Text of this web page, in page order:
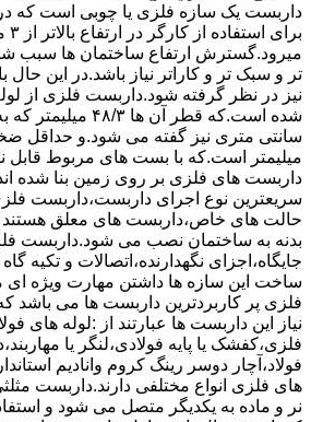
داربست یک سازه فلزی یا چوبی است که
میرود.گسترش ارتفاع ساختمان ها سبب
تر و سبک تر و کاراتر نیاز باشد.در این حال
نیز در نظر گرفته شود.داربست فلزی از
شده است.که قطر آن ها
میلیمتر است.که با بست های مربوط قابل
داربست های فلزی بر روی زمین بنا شده
سریعترین نوع اجرای داربست،داربست
حالت های خاص،داربست های معلق هستند
بدنه به ساختمان نصب می شود.داربست
جایگاه،اجزای نگهدارنده،اتصالات و تکیه
ساخت این سازه ها داشتن مهارت ویژه
فلزی پر کاربردترین داربست ها می باشد
نیاز این داربست ها عبارتند از :لوله های
فلزی،کفشک یا پایه فولادی،لنگر یا
فولاد،آچار دوسر رینگ کروم وانادیم
های فلزی انواع مختلفی دارند.داربست
نر و ماده به یکدیگر متصل می شود و